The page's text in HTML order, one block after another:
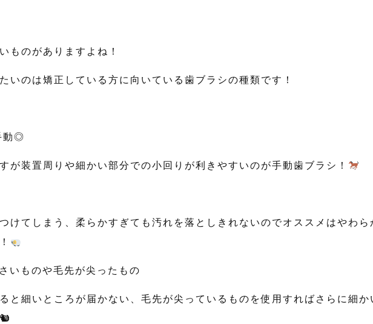
ものがありますよね！
いのは矯正している方に向いている歯ブラシの種類です！
動◎
が装置周りや細かい部分での小回りが利きやすいのが手動歯ブラシ！
けてしまう、柔らかすぎても汚れを落としきれないのでオススメはやわら
いものや毛先が尖ったもの
と細いところが届かない、毛先が尖っているものを使用すればさらに細か
🐿